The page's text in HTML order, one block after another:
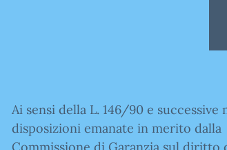
Ai sensi della L. 146/90 e
disposizioni emanate in merito dalla